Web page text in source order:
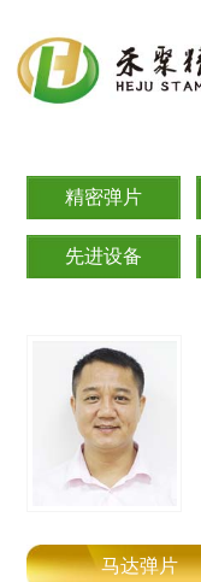
精密弹片
先进设备
马达弹片